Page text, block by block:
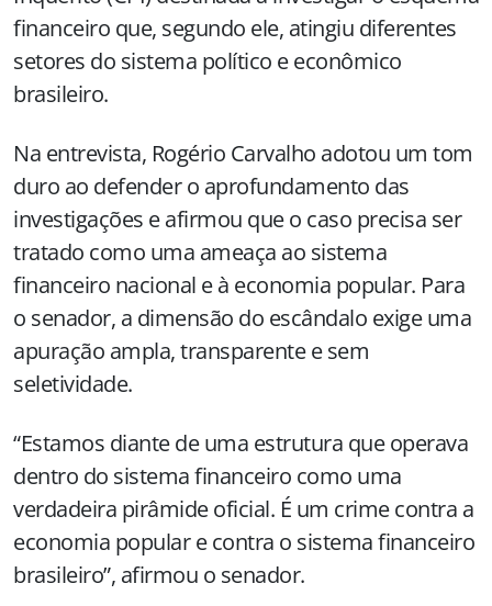
financeiro que, segundo ele, atingiu diferentes
setores do sistema político e econômico
brasileiro.
Na entrevista, Rogério Carvalho adotou um tom
duro ao defender o aprofundamento das
investigações e afirmou que o caso precisa ser
tratado como uma ameaça ao sistema
financeiro nacional e à economia popular. Para
o senador, a dimensão do escândalo exige uma
apuração ampla, transparente e sem
seletividade.
“Estamos diante de uma estrutura que operava
dentro do sistema financeiro como uma
verdadeira pirâmide oficial. É um crime contra a
economia popular e contra o sistema financeiro
brasileiro”, afirmou o senador.